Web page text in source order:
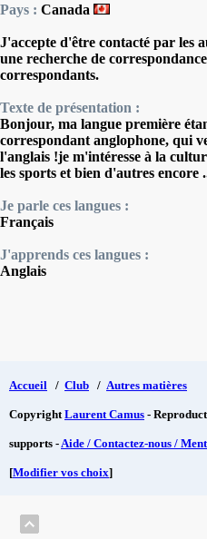
Pays : Canada
J'accepte d'être contacté par les
une recherche de
correspondants.
Texte de présentation :
Bonjour, ma langue première
correspondant anglophone, qui
l'anglais !je m'intéresse à la
les sports et bien d'autres encore
Je parle ces langues :
Français
J'apprends ces langues :
Anglais
Accueil / Club / Autres matières
CopyrightLaurent Camus -
supports -Aide / Contactez-nous /
[Modifier vos choix]